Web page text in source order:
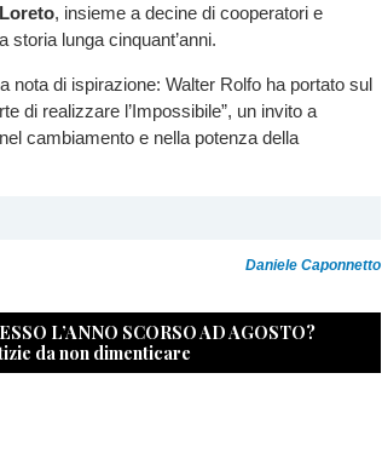
, insieme a decine di cooperatori e
storia lunga cinquant’anni.
nota di ispirazione: Walter Rolfo ha portato sul
di realizzare l’Impossibile”, un invito a
cambiamento e nella potenza della
Daniele Caponnetto
L’ANNO SCORSO AD AGOSTO?
da non dimenticare